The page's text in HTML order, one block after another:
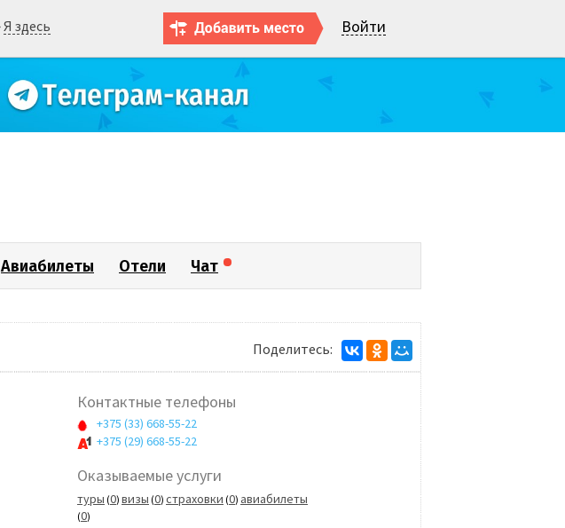
Я здесь Войти
Авиабилеты Отели Чат
Поделитесь:
Контактные телефоны
+375 (33) 668-55-22
+375 (29) 668-55-22
Оказываемые услуги
туры (0) визы (0) страховки (0) авиабилеты
(0)